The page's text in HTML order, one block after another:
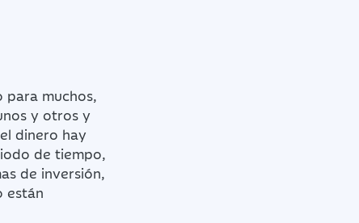
para muchos,
y otros y
dinero hay
de tiempo,
de inversión,
están